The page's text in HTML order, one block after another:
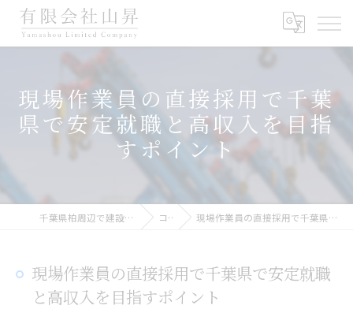
現場作業員の直接採用で千葉
県で安定就職と高収入を目指
すポイント
千葉県柏周辺で建設業の求人なら有限会社山昇 コラム 現場作業員の直接採用で千葉県で安定就職と高収入を目指すポイント
現場作業員の直接採用で千葉県で安定就職
と高収入を目指すポイント